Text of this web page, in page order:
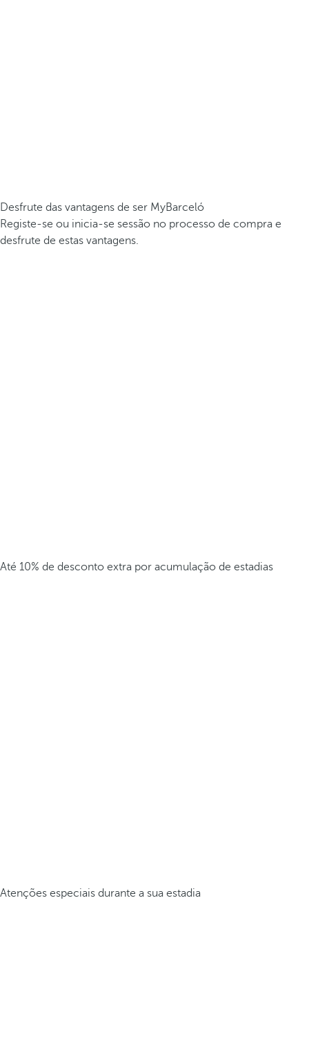
Desfrute das vantagens de ser MyBarceló
Registe-se ou inicia-se sessão no processo de compra e
desfrute de estas vantagens.
Até 10% de desconto extra por acumulação de estadias
Atenções especiais durante a sua estadia